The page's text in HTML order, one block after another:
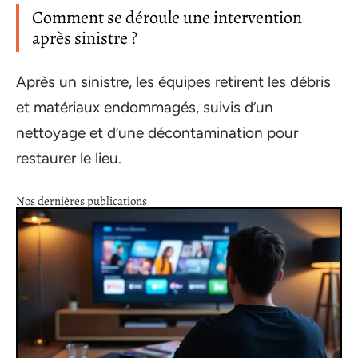
Comment se déroule une intervention
après sinistre ?
Après un sinistre, les équipes retirent les débris
et matériaux endommagés, suivis d’un
nettoyage et d’une décontamination pour
restaurer le lieu.
Nos dernières publications